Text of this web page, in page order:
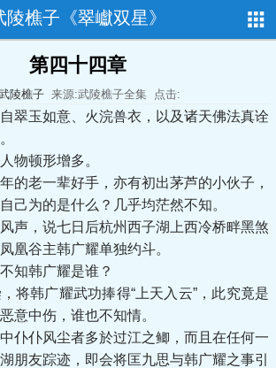
陵樵子《翠巘双星》
第四十四章
陵樵子 来源:武陵樵子全集 点击:
玉如意、火浣兽衣，以及诸天佛法真诠
顿形增多。
老一辈好手，亦有初出茅芦的小伙子，
己为的是什么？几乎均茫然不知。
，说七日后杭州西子湖上西冷桥畔黑煞
凰谷主韩广耀单独约斗。
韩广耀是谁？
韩广耀武功捧得“上天入云”，此究竟是
意中伤，谁也不知情。
仆风尘者多於过江之鲫，而且在任何一
朋友踪迹，即会将匡九思与韩广耀之事引